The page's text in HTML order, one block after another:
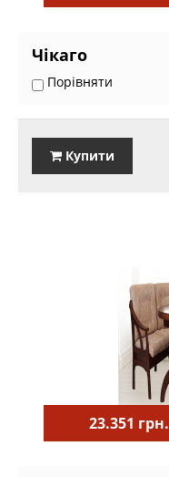
Чікаго
Порівняти
Купити
23.351 грн.